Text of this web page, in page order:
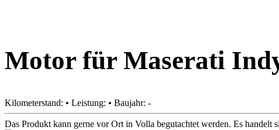
Motor für Maserati
Kilometerstand: • Leistung: • Baujahr: -
Das Produkt kann gerne vor Ort in Volla begutachtet werden. Es handelt